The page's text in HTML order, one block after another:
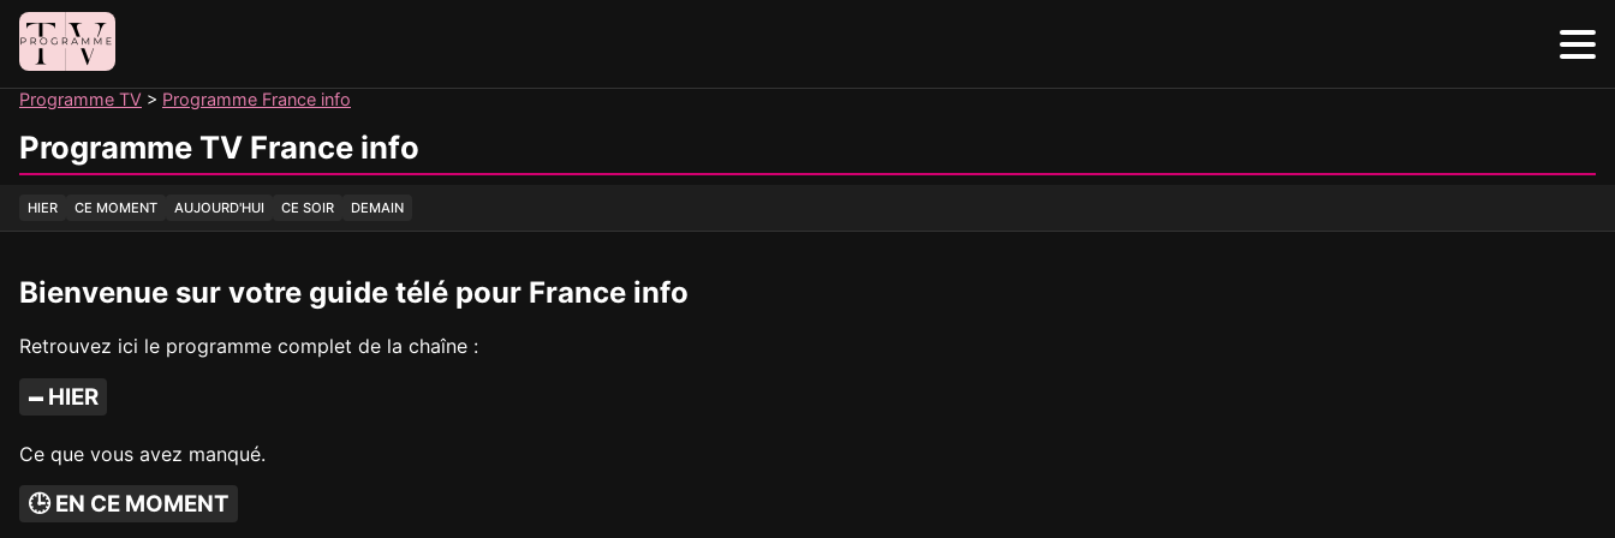
Programme TV Programme France info
Programme TV France info
HIER CE MOMENT AUJOURD'HUI CE SOIR DEMAIN
Bienvenue sur votre guide télé pour France info
Retrouvez ici le programme complet de la chaîne :
🗕 HIER
Ce que vous avez manqué.
🕒 EN CE MOMENT
Panneau de gestion des cookies